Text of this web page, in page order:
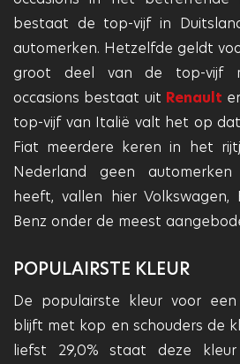
bestaat de top-vijf in
automerken. Hetzelfde geldt
groot deel van de top-vijf
occasions bestaat uit Renault
top-vijf van Italië valt het op
Fiat meerdere keren in het
Nederland geen
heeft, vallen hier Volkswagen,
Benz onder de meest
POPULAIRSTE KLEUR
De populairste kleur voor
blijft met kop en schouders de
liefst 29,0% staat deze